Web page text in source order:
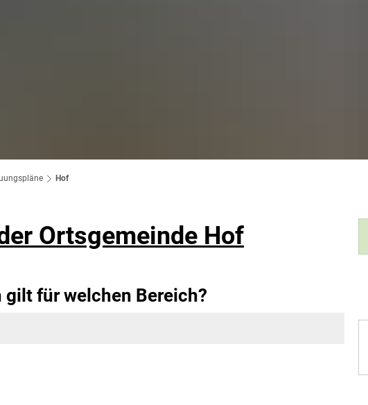
Hof
Ortsgemeinde Hof
für welchen Bereich?